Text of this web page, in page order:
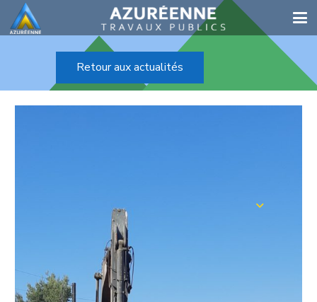
Retour aux actualités